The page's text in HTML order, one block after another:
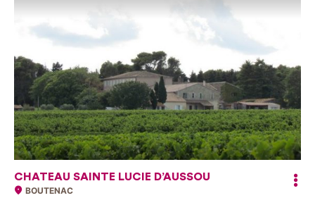
CHATEAU SAINTE LUCIE D’AUSSOU
BOUTENAC